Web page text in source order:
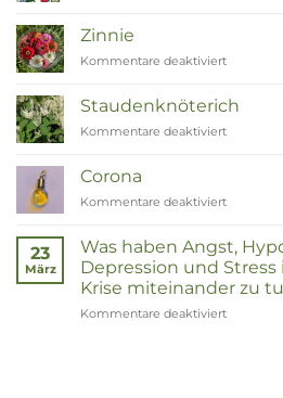
Zinnie
Kommentare deaktiviert
Staudenknöterich
Kommentare deaktiviert
Corona
Kommentare deaktiviert
23
März
Was haben Angst,
Depression und
Krise miteinander zu
Kommentare deaktiviert